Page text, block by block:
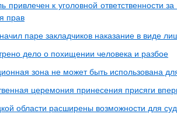
привлечен к уголовной ответственности
прав
паре закладчиков наказание в виде
дело о похищении человека и разбое
зона не может быть использована
церемония принесения присяги
области расширены возможности для